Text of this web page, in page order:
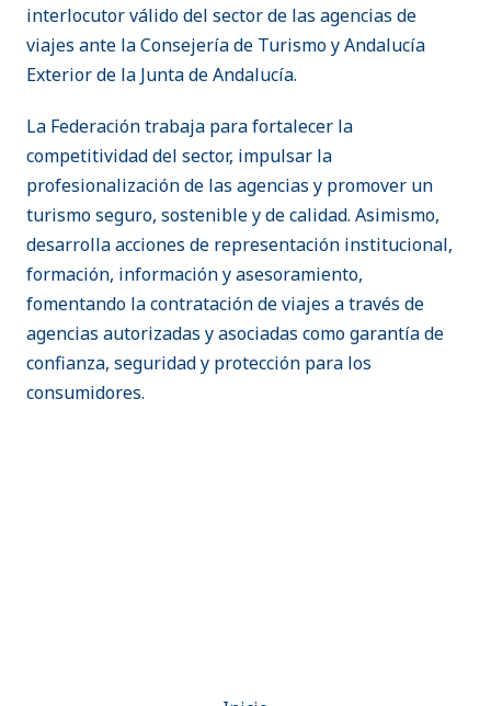
interlocutor válido del sector de las agencias de
viajes ante la Consejería de Turismo y Andalucía
Exterior de la Junta de Andalucía.
La Federación trabaja para fortalecer la
competitividad del sector, impulsar la
profesionalización de las agencias y promover un
turismo seguro, sostenible y de calidad. Asimismo,
desarrolla acciones de representación institucional,
formación, información y asesoramiento,
fomentando la contratación de viajes a través de
agencias autorizadas y asociadas como garantía de
confianza, seguridad y protección para los
consumidores.